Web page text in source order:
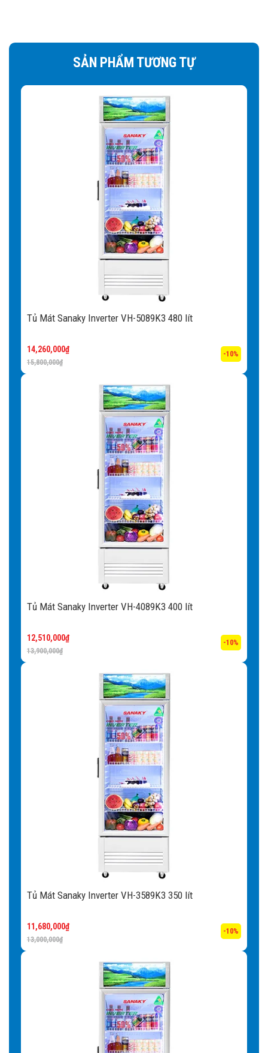
ít hơn từ đó tiết kiệm điện
Quan sát sản phẩm trong tủ rõ ràng:Kính Low-E giúp
cân bằng ánh sáng tốt hơn, không gây chói mắt khi nhìn từ
ngoài vào tủ mà có ánh đèn hay nguồn ánh sáng khác
chiếu vào mặt kính. Nâng cao tính thẩm mỹ cánh tủ. Giúp
tối ưu cho mục đích trưng bày sản phẩm.
Thực phẩm tươi ngon cùng với
công nghệ NO FROST
Làm lạnh theo kiểu Nofrost với dàn lạnh gián tiếp nằm trên
nóc tủ có quạt đảo nhiệt đảm bảo nhiệt độ trong tủ luôn
Với công nghệ làm lạnh Nofrost, Tủ Mát Sanaky VH-
2589K sẽ hoàn toàn không gây ra hiện tượng đóng đá dàn
lạnh. Do vậy hạn chế việc người sử dụng phải xả đông khi
sử dụng và bảo quản đồ được tốt hơn.
Nhiều tiện ích nổi bật khác đi kèm
Tủ có trang bị bánh xe thuận tiện cho việc di
chuyển tủ vì tủ đông sở hữu trọng lượng lớn, tủ đông gây
nhiều khó khăn khi vận chuyển.
Tủ mát Sanaky được thiết kế với hệ thống đèn
LED dọc theo hông và nóc tủ, chiếu sáng toàn bộ các góc
khuất giúp trưng bày các sản phẩm bắt mắt và thu hút. Hơn
nữa, hệ thống đèn LED còn tiết kiệm điện năng và có tuổi
thọ bền bỉ hơn nhiều lần so với các loại đèn huỳnh quang,
sử dụng.
Hệ thống sưởi kính:
Hệ thống sưởi kính lấy nhiệt tỏa ra
từ chính lốc máy đưa lên sưởi kính rất hiệu quả và tiết
Việc mở tủ thường xuyên sẽ làm thất thoát
nhiệt, giảm hiệu quả lạnh của tủ, đồng thời tiêu tốn nhiều
điện năng không cần thiết. Khóa an toàn sẽ giúp người sử
SẢN PHẨM TƯƠNG TỰ
Tủ Mát Sanaky Inverter VH-5089K3 480 lít
15,800,000₫
14,260,000₫
-10%
Tủ Mát Sanaky Inverter VH-4089K3 400 lít
13,900,000₫
12,510,000₫
-10%
Tủ Mát Sanaky Inverter VH-3589K3 350 lít
13,000,000₫
11,680,000₫
-10%